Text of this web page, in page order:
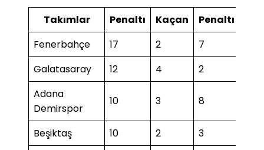
Takımlar Penaltı Kaçan Penaltı
Fenerbahçe
17 2 7
Galatasaray
12 4 2
Adana
Demirspor
10 3 8
Beşiktaş 10 2 3